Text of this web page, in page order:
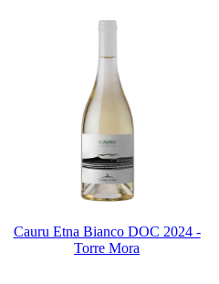
Cauru Etna Bianco DOC 2024 -
Torre Mora